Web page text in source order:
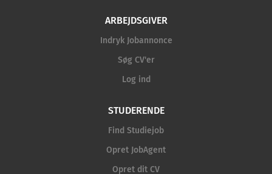
ARBEJDSGIVER
Indryk Jobannonce
Søg CV'er
Log ind
STUDERENDE
Find Studiejob
Opret JobAgent
Opret dit CV